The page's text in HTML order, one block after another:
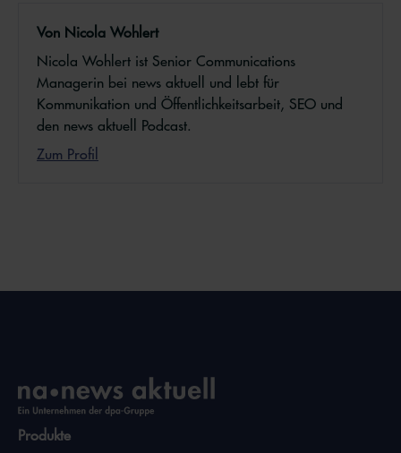
Von Nicola Wohlert
Nicola Wohlert ist Senior Communications
Managerin bei news aktuell und lebt für
Kommunikation und Öffentlichkeitsarbeit, SEO und
den news aktuell Podcast.
Zum Profil
Produkte